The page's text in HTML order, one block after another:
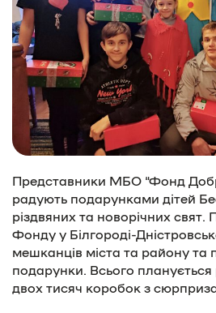
Представники МБО “Фонд
радують подарунками дітей
різдвяних та новорічних свят.
Фонду у Білгороді-
мешканців міста та району та
подарунки. Всього
двох тисяч коробок з